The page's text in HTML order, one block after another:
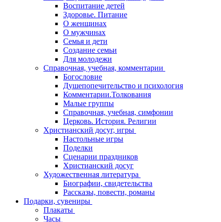
Воспитание детей
Здоровье. Питание
О женщинах
О мужчинах
Семья и дети
Создание семьи
Для молодежи
Справочная, учебная, комментарии
Богословие
Душепопечительство и психология
Комментарии.Толкования
Малые группы
Справочная, учебная, симфонии
Церковь. История. Религии
Христианский досуг, игры
Настольные игры
Поделки
Сценарии праздников
Христианский досуг
Художественная литература
Биографии, свидетельства
Рассказы, повести, романы
Подарки, сувениры
Плакаты
Часы